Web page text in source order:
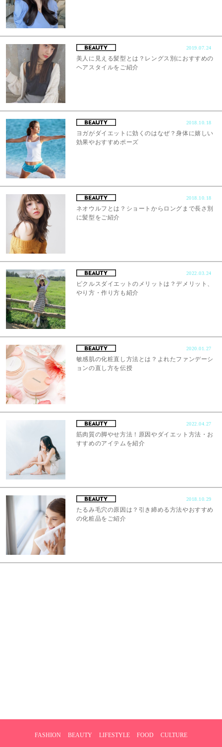
2019.07.24
美人に見える髪型とは？レングス別におすすめの
ヘアスタイルをご紹介
2018.10.18
ヨガがダイエットに効くのはなぜ？身体に嬉しい
効果やおすすめポーズ
2018.10.18
ネオウルフとは？ショートからロングまで長さ別
に髪型をご紹介
2022.03.24
ピクルスダイエットのメリットは？デメリット、
やり方・作り方も紹介
2020.01.27
敏感肌の化粧直し方法とは？よれたファンデーシ
ョンの直し方を伝授
2022.04.27
筋肉質の脚やせ方法！原因やダイエット方法・お
すすめのアイテムを紹介
2018.10.29
たるみ毛穴の原因は？引き締める方法やおすすめ
の化粧品をご紹介
FASHION BEAUTY LIFESTYLE FOOD CULTURE